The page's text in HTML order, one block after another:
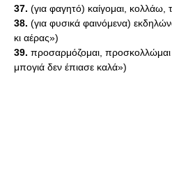
37. (για φαγητό) καίγομαι, κολλάω,
38. (για φυσικά φαινόμενα)
κι αέρας»)
39. προσαρμόζομαι,
μπογιά δεν έπιασε καλά»)